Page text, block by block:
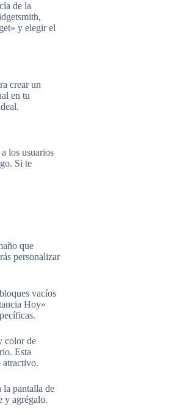
de la
y elegir el
crear un
en tu
los usuarios
Si te
que
personalizar
vacíos
Hoy»
color de
Esta
atractivo.
la pantalla de
y agrégalo.